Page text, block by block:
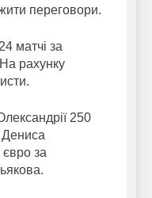
переговори.
матчі за
рахунку
250
Дениса
за